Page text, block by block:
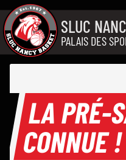
Aller au contenu
SLUC
PALAIS DES
LA PRÉ-
CONNUE !